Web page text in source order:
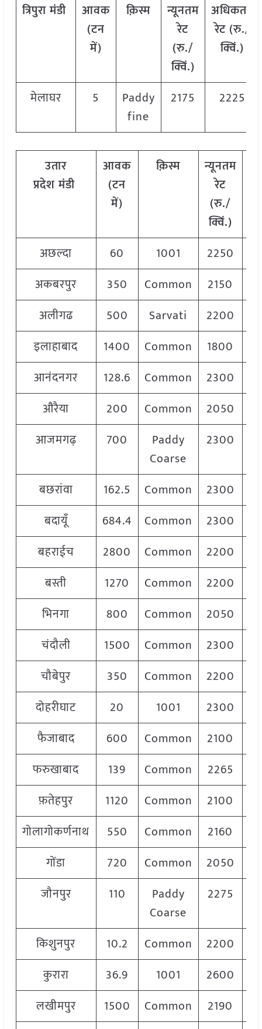
त्रिपुरामंडी
आवक
(टन
में)
क़िस्म
न्यूनतम
रेट
(रु./
क्विं.)
अधिकतम
रेट (रु./
क्विं.)
मेलाघर 5
Paddy
fine
2175 2225
उतार
प्रदेशमंडी
आवक
(टन
में)
क़िस्म
न्यूनतम
रेट
(रु./
क्विं.)
अछल्दा 60 1001 2250
अकबरपुर
350 Common 2150
अलीगढ
500 Sarvati 2200
इलाहाबाद
1400 Common 1800
आनंदनगर
128.6 Common 2300
औरैया
200 Common 2050
आजमगढ़
700
Paddy
Coarse
2300
बछरांवा 162.5 Common 2300
बदायूँ
684.4 Common 2300
बहराईच
2800 Common 2200
बस्ती
1270 Common 2200
भिनगा
800 Common 2050
चंदौली
1500 Common 2300
चौबेपुर
350 Common 2200
दोहरीघाट
20 1001 2300
फैजाबाद
600 Common 2100
फरुखाबाद
139 Common 2265
फ़तेहपुर
1120 Common 2100
गोलागोकर्णनाथ
550 Common 2160
गोंडा
720 Common 2050
जौनपुर
110
Paddy
Coarse
2275
किशुनपुर 10.2 Common 2200
कुरारा
36.9 1001 2600
लखीमपुर
1500 Common 2190